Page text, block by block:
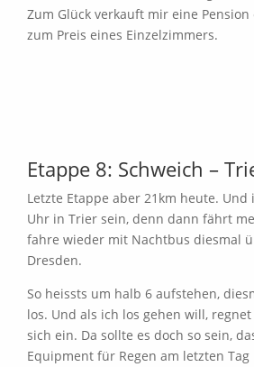
Zum Glück verkauft mir eine
zum Preis eines Einzelzimmers.
Etappe 8: Schweich –
Letzte Etappe aber 21km heute. Und
Uhr in Trier sein, denn dann fährt
fahre wieder mit Nachtbus diesmal
Dresden.
So heissts um halb 6 aufstehen,
los. Und als ich los gehen will,
sich ein. Da sollte es doch so sein,
Equipment für Regen am letzten